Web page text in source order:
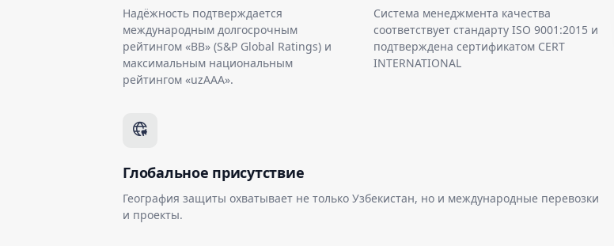
Надёжность подтверждается
международным долгосрочным
рейтингом «BB» (S&P Global Ratings) и
максимальным национальным
рейтингом «uzAAA».
Система менеджмента качества
соответствует стандарту ISO 9001:2015 и
подтверждена сертификатом CERT
INTERNATIONAL
Глобальное присутствие
География защиты охватывает не только Узбекистан, но и международные перевозки
и проекты.